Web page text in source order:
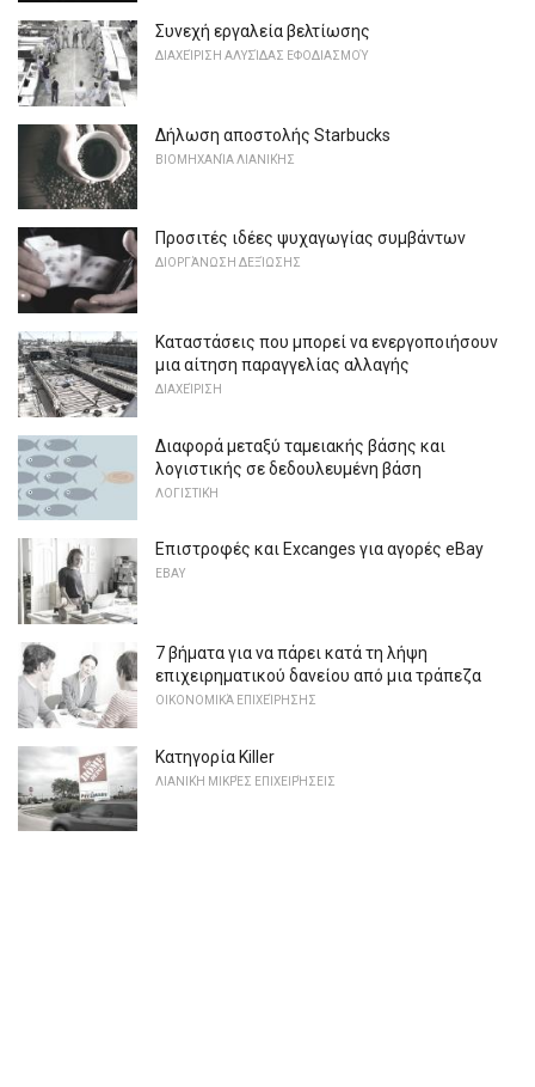
Συνεχή εργαλεία βελτίωσης
ΔΙΑΧΕΊΡΙΣΗ ΑΛΥΣΊΔΑΣ ΕΦΟΔΙΑΣΜΟΎ
Δήλωση αποστολής Starbucks
ΒΙΟΜΗΧΑΝΊΑ ΛΙΑΝΙΚΉΣ
Προσιτές ιδέες ψυχαγωγίας συμβάντων
ΔΙΟΡΓΆΝΩΣΗ ΔΕΞΊΩΣΗΣ
Καταστάσεις που μπορεί να ενεργοποιήσουν
μια αίτηση παραγγελίας αλλαγής
ΔΙΑΧΕΊΡΙΣΗ
Διαφορά μεταξύ ταμειακής βάσης και
λογιστικής σε δεδουλευμένη βάση
ΛΟΓΙΣΤΙΚΉ
Επιστροφές και Excanges για αγορές eBay
EBAY
7 βήματα για να πάρει κατά τη λήψη
επιχειρηματικού δανείου από μια τράπεζα
ΟΙΚΟΝΟΜΙΚΆ ΕΠΙΧΕΊΡΗΣΗΣ
Κατηγορία Killer
ΛΙΑΝΙΚΉ ΜΙΚΡΈΣ ΕΠΙΧΕΙΡΉΣΕΙΣ